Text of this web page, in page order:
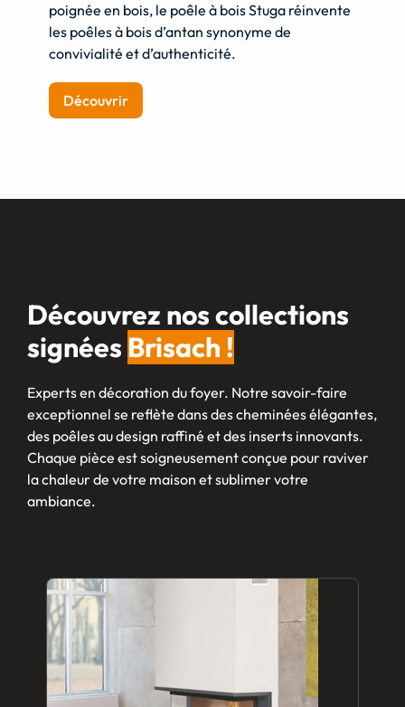
poignée en bois, le poêle à bois Stuga réinvente
les poêles à bois d’antan synonyme de
convivialité et d’authenticité.
Découvrir
Découvrez nos collections
signées Brisach !
Experts en décoration du foyer. Notre savoir-faire
exceptionnel se reflète dans des cheminées élégantes,
des poêles au design raffiné et des inserts innovants.
Chaque pièce est soigneusement conçue pour raviver
la chaleur de votre maison et sublimer votre
ambiance.